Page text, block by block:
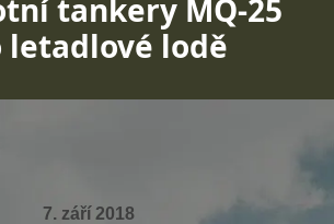
tankery MQ-25
letadlové lodě
7. září 2018